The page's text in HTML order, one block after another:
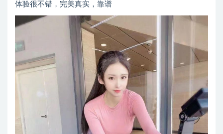
体验很不错，完美真实，靠谱